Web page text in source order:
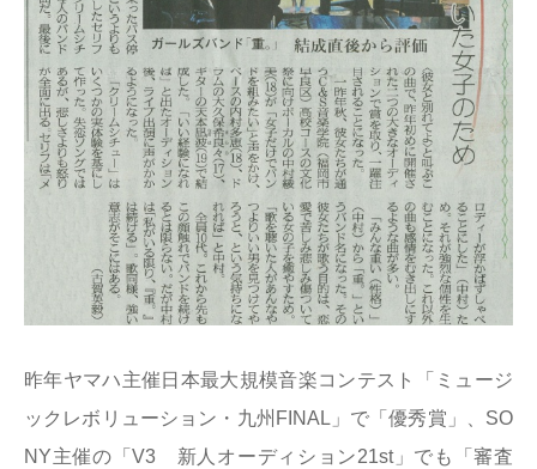
昨年ヤマハ主催日本最大規模音楽コンテスト「ミュージ
ックレボリューション・九州FINAL」で「優秀賞」、SO
NY主催の「V3 新人オーディション21st」でも「審査